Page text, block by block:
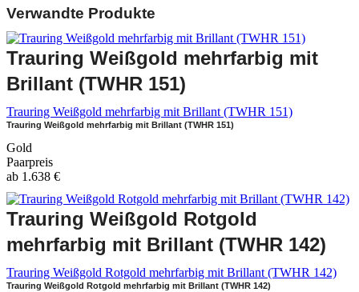
Verwandte Produkte
Trauring Weißgold mehrfarbig mit
Brillant (TWHR 151)
Trauring Weißgold mehrfarbig mit Brillant (TWHR 151)
Trauring Weißgold mehrfarbig mit Brillant (TWHR 151)
Gold
Paarpreis
ab 1.638 €
Trauring Weißgold Rotgold
mehrfarbig mit Brillant (TWHR 142)
Trauring Weißgold Rotgold mehrfarbig mit Brillant (TWHR 142)
Trauring Weißgold Rotgold mehrfarbig mit Brillant (TWHR 142)